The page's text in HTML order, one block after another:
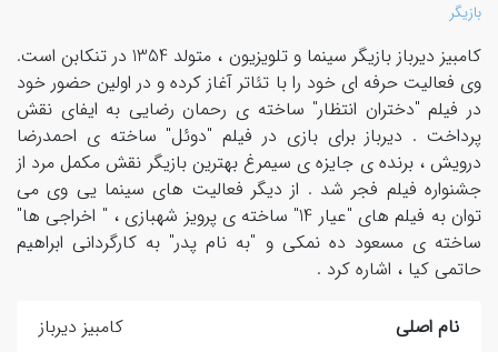
بازیگر
کامبیز دیرباز بازیگر سینما و تلویزیون ، متولد 1354 در تنکابن است.
وی فعالیت حرفه ای خود را با تئاتر آغاز کرده و در اولین حضور خود
در فیلم "دختران انتظار" ساخته ی رحمان رضایی به ایفای نقش
پرداخت . دیرباز برای بازی در فیلم "دوئل" ساخته ی احمدرضا
درویش ، برنده ی جایزه ی سیمرغ بهترین بازیگر نقش مکمل مرد از
جشنواره فیلم فجر شد . از دیگر فعالیت های سینما یی وی می
توان به فیلم های "عیار 14" ساخته ی پرویز شهبازی ، " اخراجی ها"
ساخته ی مسعود ده نمکی و "به نام پدر" به کارگردانی ابراهیم
حاتمی کیا ، اشاره کرد .
نام اصلی
کامبیز دیرباز